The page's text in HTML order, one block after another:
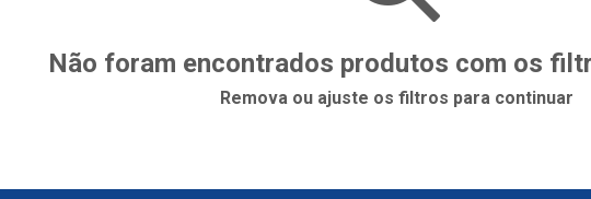
Não foram encontrados produtos com os
Remova ou ajuste os filtros para continuar